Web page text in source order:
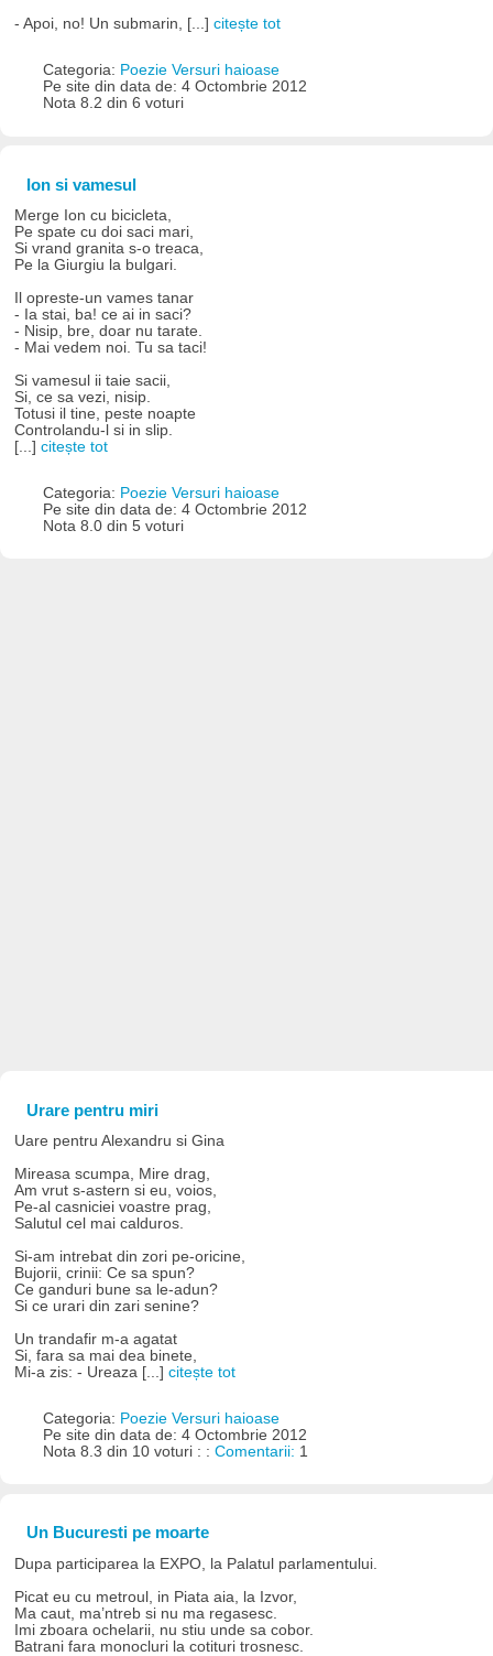
- Apoi, no! Un submarin, [...]citește tot
Categoria: Poezie Versuri haioase
Pe site din data de: 4 Octombrie 2012
Nota 8.2 din 6 voturi
Ion si vamesul
Merge Ion cu bicicleta,
Pe spate cu doi saci mari,
Si vrand granita s-o treaca,
Pe la Giurgiu la bulgari.
Il opreste-un vames tanar
- Ia stai, ba! ce ai in saci?
- Nisip, bre, doar nu tarate.
- Mai vedem noi. Tu sa taci!
Si vamesul ii taie sacii,
Si, ce sa vezi, nisip.
Totusi il tine, peste noapte
Controlandu-l si in slip.
[...]citește tot
Categoria: Poezie Versuri haioase
Pe site din data de: 4 Octombrie 2012
Nota 8.0 din 5 voturi
Urare pentru miri
Uare pentru Alexandru si Gina
Mireasa scumpa, Mire drag,
Am vrut s-astern si eu, voios,
Pe-al casniciei voastre prag,
Salutul cel mai calduros.
Si-am intrebat din zori pe-oricine,
Bujorii, crinii: Ce sa spun?
Ce ganduri bune sa le-adun?
Si ce urari din zari senine?
Un trandafir m-a agatat
Si, fara sa mai dea binete,
Mi-a zis: - Ureaza [...]citește tot
Categoria: Poezie Versuri haioase
Pe site din data de: 4 Octombrie 2012
Nota 8.3 din 10 voturi : : Comentarii: 1
Un Bucuresti pe moarte
Dupa participarea la EXPO, la Palatul parlamentului.
Picat eu cu metroul, in Piata aia, la Izvor,
Ma caut, ma’ntreb si nu ma regasesc.
Imi zboara ochelarii, nu stiu unde sa cobor.
Batrani fara monocluri la cotituri trosnesc.